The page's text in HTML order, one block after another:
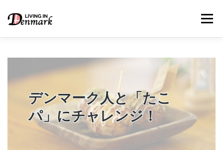
メニュー
LIFE TIPS – ごはん事情
STUDY – 留学関連情報
デンマーク人と「たこ
パ」にチャレンジ！